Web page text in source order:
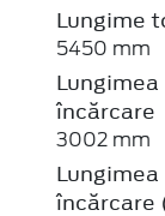
Lungime
5450 mm
încărcare
3002 mm
încărcare